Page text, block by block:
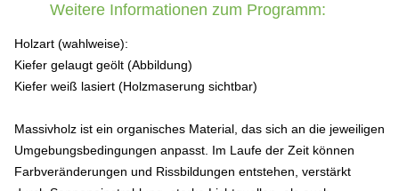
Weitere Informationen zum Programm:
Holzart (wahlweise):
Kiefer gelaugt geölt (Abbildung)
Kiefer weiß lasiert (Holzmaserung sichtbar)
Massivholz ist ein organisches Material, das sich an die jeweiligen
Umgebungsbedingungen anpasst. Im Laufe der Zeit können
Farbveränderungen und Rissbildungen entstehen, verstärkt